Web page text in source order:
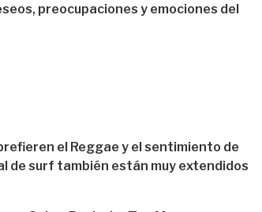
preocupaciones y emociones del
el Reggae y el sentimiento de
de surf también están muy extendidos